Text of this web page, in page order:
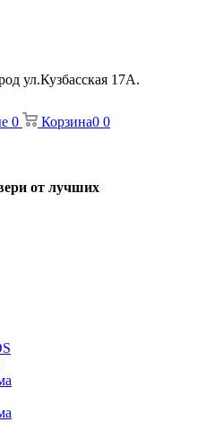
ул.Кузбасская 17А.
0 Корзина0 0
от лучших